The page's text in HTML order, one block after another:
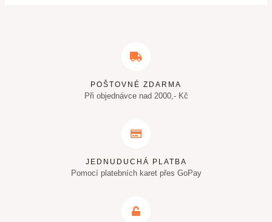
POŠTOVNÉ ZDARMA
Při objednávce nad 2000,- Kč
JEDNUDUCHÁ PLATBA
Pomocí platebních karet přes GoPay